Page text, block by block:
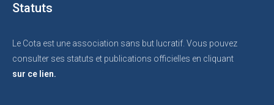
Statuts
Le Cota est une association sans but lucratif. Vous pouvez
consulter ses statuts et publications officielles en cliquant
sur ce lien.